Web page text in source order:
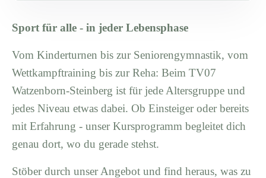
Sport für alle - in jeder Lebensphase
Vom Kinderturnen bis zur Seniorengymnastik, vom
Wettkampftraining bis zur Reha: Beim TV07
Watzenborn-Steinberg ist für jede Altersgruppe und
jedes Niveau etwas dabei. Ob Einsteiger oder bereits
mit Erfahrung - unser Kursprogramm begleitet dich
genau dort, wo du gerade stehst.
Stöber durch unser Angebot und find heraus, was zu